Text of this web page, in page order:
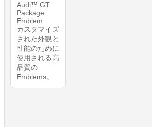
Audi™ GT
Package
Emblem
カスタマイズ
された外観と
性能のために
使用される高
品質の
Emblems。